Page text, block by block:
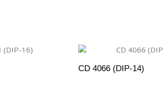
CD 4066 (DIP-14)